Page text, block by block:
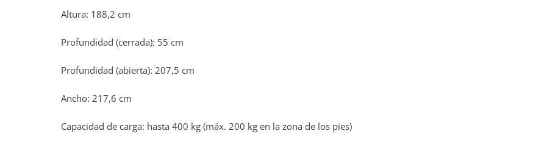
Altura: 188,2 cm
Profundidad (cerrada): 55 cm
Profundidad (abierta): 207,5 cm
Ancho: 217,6 cm
Capacidad de carga: hasta 400 kg (máx. 200 kg en la zona de los pies)